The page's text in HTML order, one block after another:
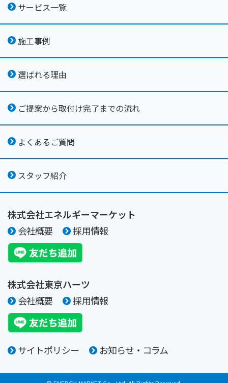
サービス一覧
施工事例
選ばれる理由
ご提案から取付け完了までの流れ
よくあるご質問
スタッフ紹介
株式会社エネルギーマーケット
会社概要
採用情報
株式会社東京ハーツ
会社概要
採用情報
サイトポリシー お知らせ・コラム